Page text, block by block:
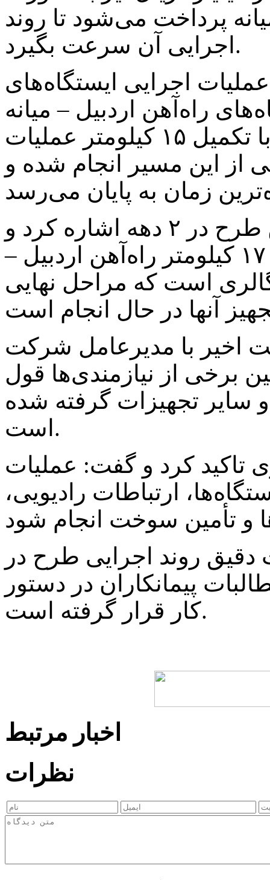
پرداخت می‌شود تا روند
اجرایی آن سرعت بگیرد.
اجرایی ایستگاه‌های
راه‌آهن اردبیل – میانه
در مراحل پایانی قرار گرفته و با تکمیل ۱۵ کیلومتر عملیات
این مسیر انجام شده و
وی به سختی روند اجرای این طرح در ۲ دهه اشاره کرد و
ادامه داد: ۳۰ کیلومتر از مسیر ۱۷۰ کیلومتر راه‌آهن اردبیل –
است که مراحل نهایی
اخیر با مدیرعامل شرکت
برخی از نیازمندی‌ها قول
و سایر تجهیزات گرفته شده
است.
تاکید کرد و گفت: عملیات
ارتباطات رادیویی،
دقیق روند اجرایی طرح در
پیمانکاران در دستور
کار قرار گرفته است.
اخبار مرتبط
نظرات